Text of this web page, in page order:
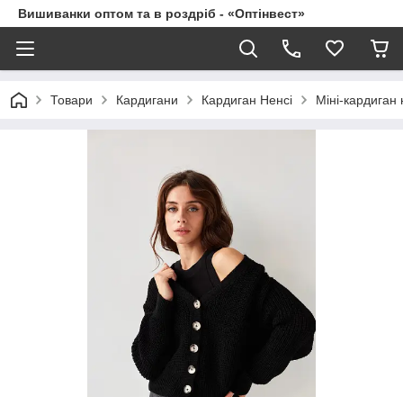
Вишиванки оптом та в роздріб - «Оптінвест»
Товари Кардигани Кардиган Ненсі Міні-кардиган